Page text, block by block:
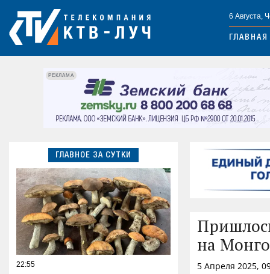
6 Августа,
ГЛАВНАЯ
РЕКЛАМА
ГЛАВНОЕ ЗА СУТКИ
22:55
на
5 Апреля 2025,